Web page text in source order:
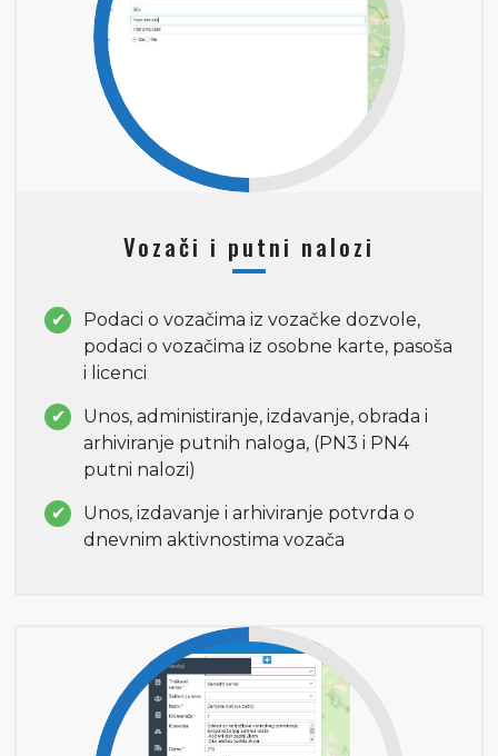
Vozači i putni nalozi
Podaci o vozačima iz vozačke dozvole,
podaci o vozačima iz osobne karte, pasoša
i licenci
Unos, administiranje, izdavanje, obrada i
arhiviranje putnih naloga, (PN3 i PN4
putni nalozi)
Unos, izdavanje i arhiviranje potvrda o
dnevnim aktivnostima vozača